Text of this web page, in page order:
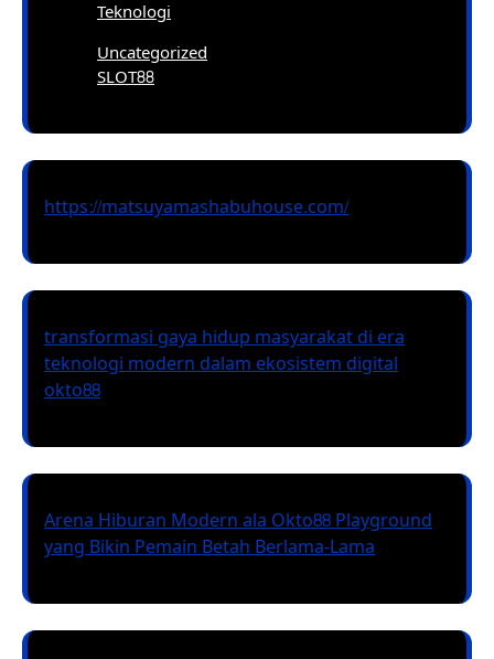
Teknologi
Uncategorized
SLOT88
https://matsuyamashabuhouse.com/
transformasi gaya hidup masyarakat di era
teknologi modern dalam ekosistem digital
okto88
Arena Hiburan Modern ala Okto88 Playground
yang Bikin Pemain Betah Berlama-Lama